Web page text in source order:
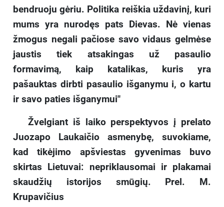
bendruoju gėriu. Politika reiškia uždavinį, kuri
mums yra nurodęs pats Dievas. Nė vienas
žmogus negali pačiose savo vidaus gelmėse
jaustis tiek atsakingas už pasaulio
formavimą, kaip katalikas, kuris yra
pašauktas dirbti pasaulio išganymu i, o kartu
ir savo paties išganymui"
Žvelgiant iš laiko perspektyvos į prelato
Juozapo Laukaičio asmenybę, suvokiame,
kad tikėjimo apšviestas gyvenimas buvo
skirtas Lietuvai: nepriklausomai ir plakamai
skaudžių istorijos smūgių. Prel. M.
Krupavičius